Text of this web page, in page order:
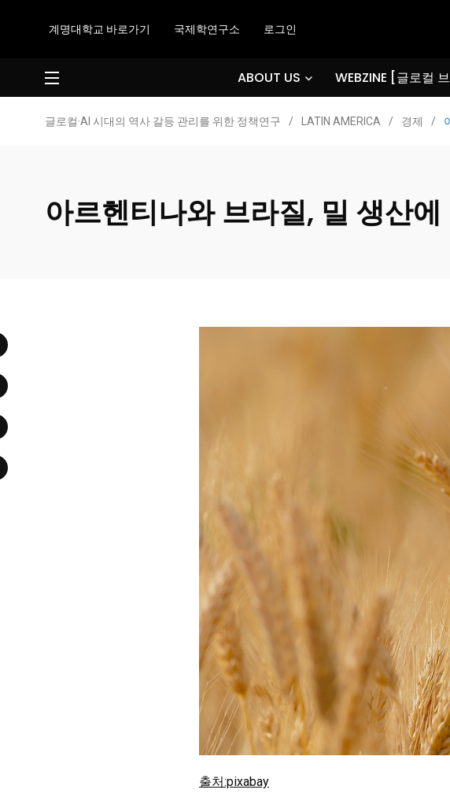
계명대학교 바로가기 국제학연구소 로그인
ABOUT US WEBZINE [글로컬
글로컬·AI 시대의 역사 갈등 관리를 위한 정책연구 / LATIN AMERICA / 경제 /
아르헨티나와 브라질, 밀 생산
출처:pixabay